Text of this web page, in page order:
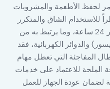
لحفظ الأطعمة والمشروبات
للاستخدام الشاق والمتكرر
الذي تتعرض له الثلاجة على مدار 24 ساعة، وما يرتبط به من
والدوائر الكهربائية، فقد
المفاجئة التي تعطل مهام
الملحة للاعتماد على خدمات
لضمان عودة الجهاز للعمل